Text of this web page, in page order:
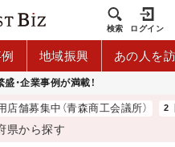
検索 ログイン
地域振興 あの人を
・企業事例が満載！
舗募集中（青森商工会議所）
県から探す